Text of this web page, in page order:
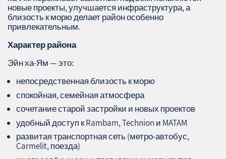
новые проекты, улучшается инфраструктура, а
близость к морю делает район особенно
привлекательным.
Характер района
Эйн ха‑Ям — это:
непосредственная близость к морю
спокойная, семейная атмосфера
сочетание старой застройки и новых проектов
удобный доступ к Rambam, Technion и MATAM
развитая транспортная сеть (метро‑автобус,
Carmelit, поезда)